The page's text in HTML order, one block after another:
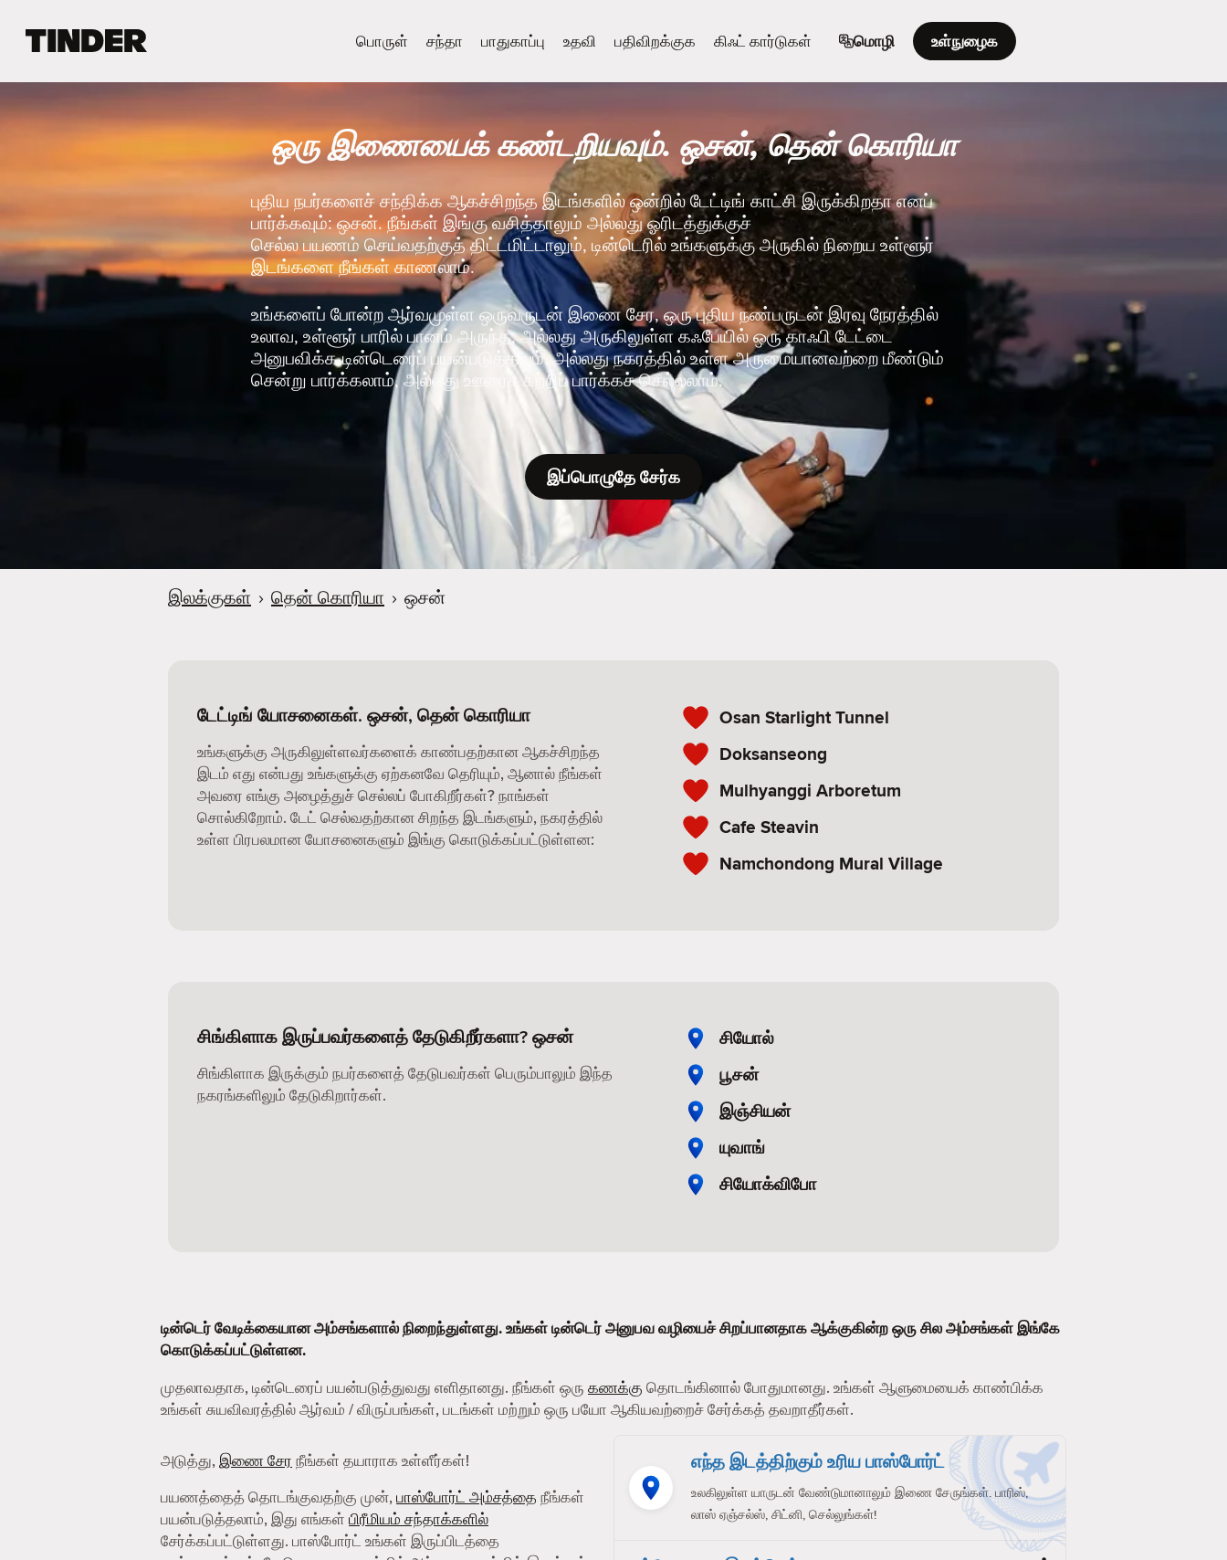
ர்
பொருள் சந்தா பாதுகாப்பு உதவி பதிவிறக்குக கிஃட் கார்டுகள் மொழி உள்நுழைக
ஒரு இணையைக் கண்டறியவும். ஒசன், தென் கொரியா
புதிய நபர்களைச் சந்திக்க ஆகச்சிறந்த இடங்களில் ஒன்றில் டேட்டிங் காட்சி இருக்கிறதா எனப்
பார்க்கவும்: ஒசன். நீங்கள் இங்கு வசித்தாலும் அல்லது ஓரிடத்துக்குச்
செல்ல பயணம் செய்வதற்குத் திட்டமிட்டாலும், டின்டெரில் உங்களுக்கு அருகில் நிறைய உள்ளூர்
இடங்களை நீங்கள் காணலாம்.
உங்களைப் போன்ற ஆர்வமுள்ள ஒருவருடன் இணை சேர, ஒரு புதிய நண்பருடன் இரவு நேரத்தில்
உலாவ, உள்ளூர் பாரில் பானம் அருந்த, அல்லது அருகிலுள்ள கஃபேயில் ஒரு காஃபி டேட்டை
அனுபவிக்க டின்டெரைப் பயன்படுத்தவும். அல்லது நகரத்தில் உள்ள அருமையானவற்றை மீண்டும்
சென்று பார்க்கலாம், அல்லது ஊரைச் சுற்றிப் பார்க்கச் செல்லலாம்.
இப்பொழுதே சேர்க
இலக்குகள் › தென் கொரியா › ஒசன்
டேட்டிங் யோசனைகள். ஒசன், தென் கொரியா
உங்களுக்கு அருகிலுள்ளவர்களைக் காண்பதற்கான ஆகச்சிறந்த
இடம் எது என்பது உங்களுக்கு ஏற்கனவே தெரியும், ஆனால் நீங்கள்
அவரை எங்கு அழைத்துச் செல்லப் போகிறீர்கள்? நாங்கள்
சொல்கிறோம். டேட் செல்வதற்கான சிறந்த இடங்களும், நகரத்தில்
உள்ள பிரபலமான யோசனைகளும் இங்கு கொடுக்கப்பட்டுள்ளன:
Osan Starlight Tunnel
Doksanseong
Mulhyanggi Arboretum
Cafe Steavin
Namchondong Mural Village
சிங்கிளாக இருப்பவர்களைத் தேடுகிறீர்களா? ஒசன்
சிங்கிளாக இருக்கும் நபர்களைத் தேடுபவர்கள் பெரும்பாலும் இந்த
நகரங்களிலும் தேடுகிறார்கள்.
சியோல்
பூசன்
இஞ்சியன்
யுவாங்
சியோக்விபோ
டின்டெர் வேடிக்கையான அம்சங்களால் நிறைந்துள்ளது. உங்கள் டின்டெர் அனுபவ வழியைச் சிறப்பானதாக ஆக்குகின்ற ஒரு சில அம்சங்கள் இங்கே
கொடுக்கப்பட்டுள்ளன.
முதலாவதாக, டின்டெரைப் பயன்படுத்துவது எளிதானது. நீங்கள் ஒரு கணக்கு தொடங்கினால் போதுமானது. உங்கள் ஆளுமையைக் காண்பிக்க
உங்கள் சுயவிவரத்தில் ஆர்வம் / விருப்பங்கள், படங்கள் மற்றும் ஒரு பயோ ஆகியவற்றைச் சேர்க்கத் தவறாதீர்கள்.
அடுத்து, இணை சேர நீங்கள் தயாராக உள்ளீர்கள்!
பயணத்தைத் தொடங்குவதற்கு முன், பாஸ்போர்ட் அம்சத்தை நீங்கள்
பயன்படுத்தலாம், இது எங்கள் பிரீமியம் சந்தாக்களில்
சேர்க்கப்பட்டுள்ளது. பாஸ்போர்ட் உங்கள் இருப்பிடத்தை
எந்த இடத்திற்கும் உரிய பாஸ்போர்ட்
உலகிலுள்ள யாருடன் வேண்டுமானாலும் இணை சேருங்கள். பாரிஸ்,
லாஸ் ஏஞ்சல்ஸ், சிட்னி, செல்லுங்கள்!